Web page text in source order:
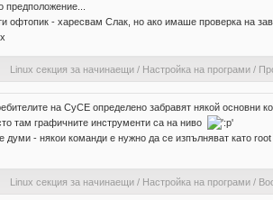
предположение...
офтопик - харесвам Слак, но ако имаше проверка на
Linux секция за начинаещи/ Настройка на програми/
на СуСЕ определено забравят някой основни
там графичните инструменти са на ниво
думи - някои команди е нужно да се изпълняват като
Linux секция за начинаещи/ Настройка на програми/